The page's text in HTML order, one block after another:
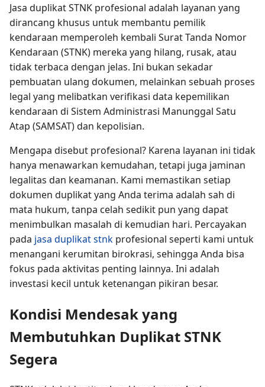
Jasa duplikat STNK profesional adalah layanan yang
dirancang khusus untuk membantu pemilik
kendaraan memperoleh kembali Surat Tanda Nomor
Kendaraan (STNK) mereka yang hilang, rusak, atau
tidak terbaca dengan jelas. Ini bukan sekadar
pembuatan ulang dokumen, melainkan sebuah proses
legal yang melibatkan verifikasi data kepemilikan
kendaraan di Sistem Administrasi Manunggal Satu
Atap (SAMSAT) dan kepolisian.
Mengapa disebut profesional? Karena layanan ini tidak
hanya menawarkan kemudahan, tetapi juga jaminan
legalitas dan keamanan. Kami memastikan setiap
dokumen duplikat yang Anda terima adalah sah di
mata hukum, tanpa celah sedikit pun yang dapat
menimbulkan masalah di kemudian hari. Percayakan
pada jasa duplikat stnk profesional seperti kami untuk
menangani kerumitan birokrasi, sehingga Anda bisa
fokus pada aktivitas penting lainnya. Ini adalah
investasi kecil untuk ketenangan pikiran besar.
Kondisi Mendesak yang
Membutuhkan Duplikat STNK
Segera